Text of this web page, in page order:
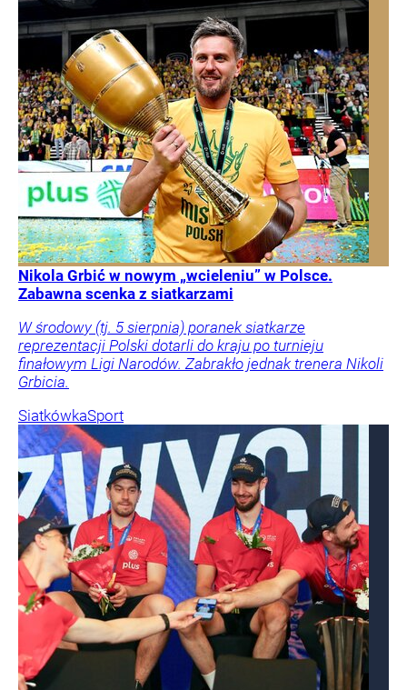
Nikola Grbić w nowym „wcieleniu” w Polsce.
Zabawna scenka z siatkarzami
W środowy (tj. 5 sierpnia) poranek siatkarze
reprezentacji Polski dotarli do kraju po turnieju
finałowym Ligi Narodów. Zabrakło jednak trenera Nikoli
Grbicia.
SiatkówkaSport